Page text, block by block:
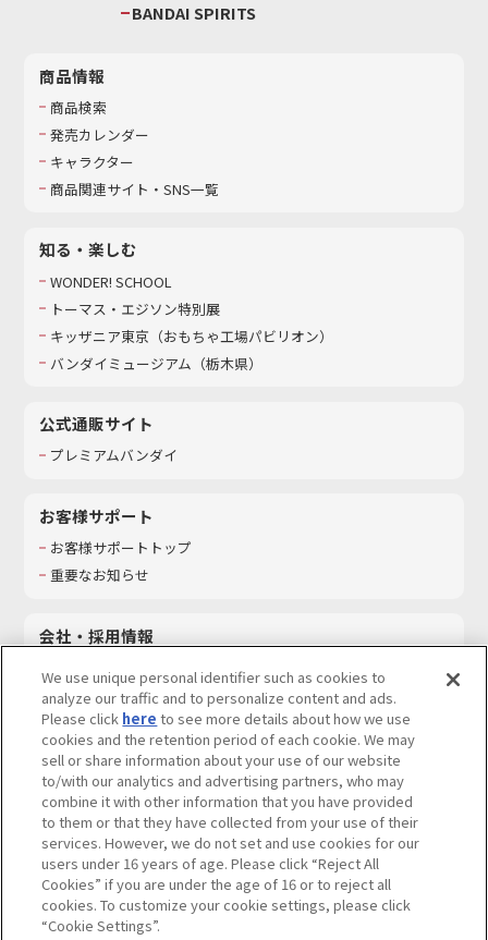
BANDAI SPIRITS
商品情報
商品検索
発売カレンダー
キャラクター
商品関連サイト・SNS一覧
知る・楽しむ
WONDER! SCHOOL
トーマス・エジソン特別展
キッザニア東京（おもちゃ工場パビリオン）​
バンダイミュージアム（栃木県）
公式通販サイト
プレミアムバンダイ
お客様サポート
お客様サポートトップ
重要なお知らせ
会社・採用情報
採用情報
サステナビリティ
お問い合わせ
ウェブサイトご利用条件 ソーシャルメディアポリシー
個人情報及び特定個人情報等の取り扱いに関する保護方針
Do Not Sell or Share My Personal Information著作権・商標について
We use unique personal identifier such as cookies to
analyze our traffic and to personalize content and ads.
Please click here to see more details about how we use
cookies and the retention period of each cookie. We may
sell or share information about your use of our website
to/with our analytics and advertising partners, who may
combine it with other information that you have provided
to them or that they have collected from your use of their
services. However, we do not set and use cookies for our
users under 16 years of age. Please click “Reject All
Cookies” if you are under the age of 16 or to reject all
cookies. To customize your cookie settings, please click
“Cookie Settings”.